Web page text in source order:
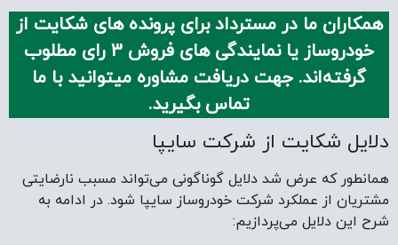
همکاران ما در مسترداد برای پرونده های شکایت از
خودروساز یا نمایندگی های فروش 3 رای مطلوب
گرفته‌اند. جهت دریافت مشاوره میتوانید با ما
تماس بگیرید.
دلایل شکایت از شرکت سایپا
همانطور که عرض شد دلایل گوناگونی می‌تواند مسبب نارضایتی
مشتریان از عملکرد شرکت خودروساز سایپا شود. در ادامه به
شرح این دلایل می‌پردازیم: